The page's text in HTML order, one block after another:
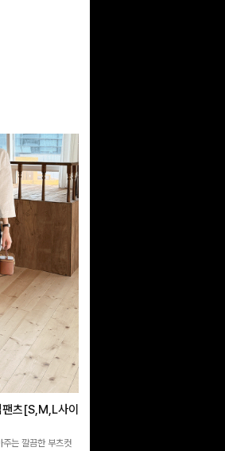
츠[S,M,L사이
는 깔끔한 부츠컷